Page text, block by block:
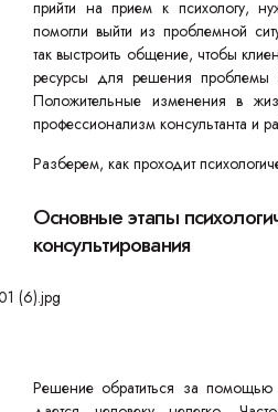
прийти на прием к психологу,
помогли выйти из проблемной
так выстроить общение, чтобы
ресурсы для решения проблемы
Положительные изменения в
профессионализм консультанта и
Разберем, как проходит
Основные этапы
консультирования
Решение обратиться за помощью